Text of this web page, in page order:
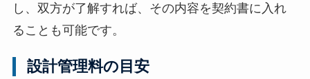
し、双方が了解すれば、その内容を契約書に入れ
ることも可能です。
設計管理料の目安